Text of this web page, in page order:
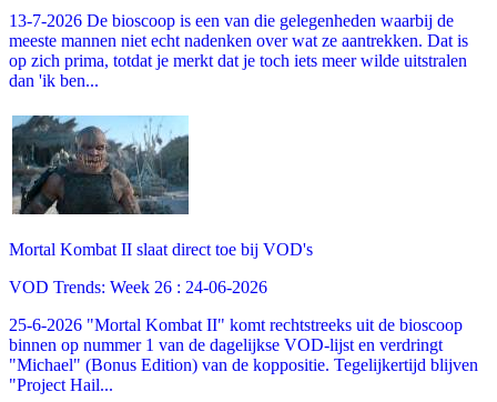
13-7-2026 De bioscoop is een van die gelegenheden waarbij de
meeste mannen niet echt nadenken over wat ze aantrekken. Dat is
op zich prima, totdat je merkt dat je toch iets meer wilde uitstralen
dan 'ik ben...
Mortal Kombat II slaat direct toe bij VOD's
VOD Trends: Week 26 : 24-06-2026
25-6-2026 "Mortal Kombat II" komt rechtstreeks uit de bioscoop
binnen op nummer 1 van de dagelijkse VOD-lijst en verdringt
"Michael" (Bonus Edition) van de koppositie. Tegelijkertijd blijven
"Project Hail...